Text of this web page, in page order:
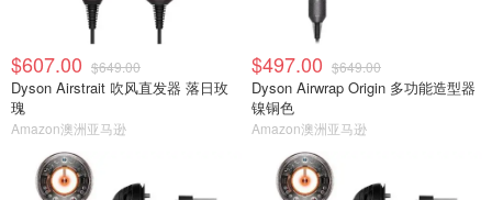
$607.00 $649.00
Dyson Airstrait 吹风直发器 落日玫
瑰
Amazon澳洲亚马逊
$497.00 $649.00
Dyson Airwrap Origin 多功能造型器
镍铜色
Amazon澳洲亚马逊